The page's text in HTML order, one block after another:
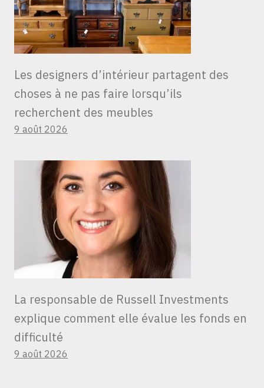
Les designers d’intérieur partagent des
choses à ne pas faire lorsqu’ils
recherchent des meubles
9 août 2026
La responsable de Russell Investments
explique comment elle évalue les fonds en
difficulté
9 août 2026